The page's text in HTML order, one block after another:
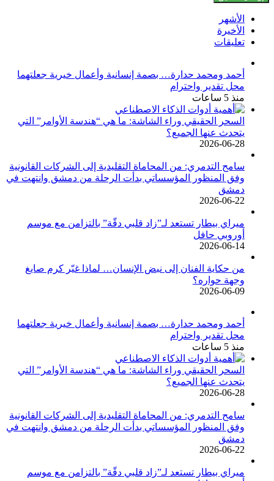
الأشهر
الأخيرة
تعليقات
أحمد ومحمد حدارة… بصمة إنسانية وأعمال خيرية جعلتهما
محل تقدير واحترام
منذ 5 ساعات
السحر الحقيقي وراء الشاشة: ما هي “هندسة الأوامر” التي
يتحدث عنها الجميع؟
2026-06-28
سامح التدمري: من المحاماة التقليدية إلى الشركات القانونية
وفق المنظور المؤسساتي بدأت الرحلة من دمشق وانتهت في
دمشق
2026-06-22
ميراي بيطار تستعد لـ”زاد قلبي دقّة” بالتزامن مع موسم
أوروبي حافل
2026-06-14
من حكاية الفنان إلى نبض الإنسان… لماذا غيّر كرم صايغ
وجهة حواره؟
2026-06-09
أحمد ومحمد حدارة… بصمة إنسانية وأعمال خيرية جعلتهما
محل تقدير واحترام
منذ 5 ساعات
السحر الحقيقي وراء الشاشة: ما هي “هندسة الأوامر” التي
يتحدث عنها الجميع؟
2026-06-28
سامح التدمري: من المحاماة التقليدية إلى الشركات القانونية
وفق المنظور المؤسساتي بدأت الرحلة من دمشق وانتهت في
دمشق
2026-06-22
ميراي بيطار تستعد لـ”زاد قلبي دقّة” بالتزامن مع موسم